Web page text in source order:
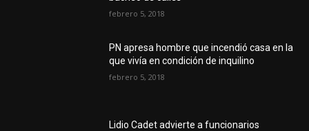
febrero 5, 2018
PN apresa hombre que incendió casa en la
que vivía en condición de inquilino
febrero 5, 2018
Lidio Cadet advierte a funcionarios